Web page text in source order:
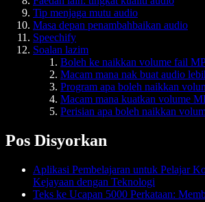
Tip menjaga mutu audio
Masa depan penambahbaikan audio
Speechify
Soalan lazim
Boleh ke naikkan volume fail
Macam mana nak buat audio
Program apa boleh naikkan
Macam mana kuatkan volume
Perisian apa boleh naikkan
Pos Disyorkan
Aplikasi Pembelajaran untuk Pelajar
Kejayaan dengan Teknologi
Teks ke Ucapan 5000 Perkataan: